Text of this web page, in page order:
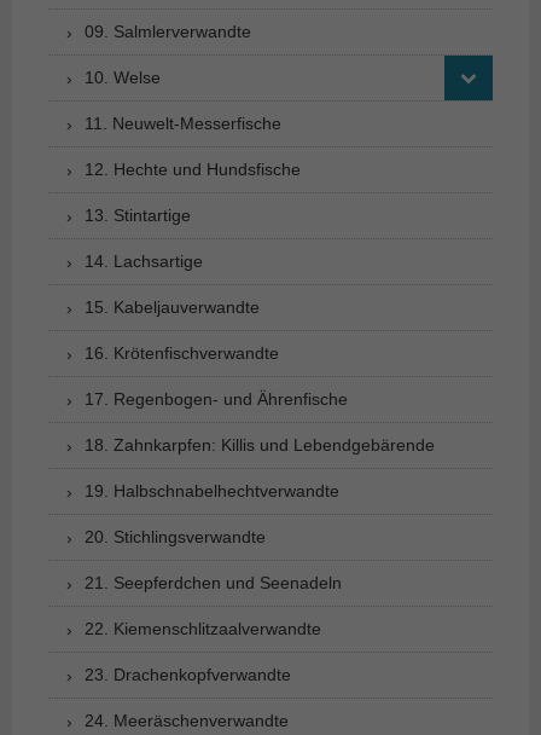
09. Salmlerverwandte
10. Welse
11. Neuwelt-Messerfische
12. Hechte und Hundsfische
13. Stintartige
14. Lachsartige
15. Kabeljauverwandte
16. Krötenfischverwandte
17. Regenbogen- und Ährenfische
18. Zahnkarpfen: Killis und Lebendgebärende
19. Halbschnabelhechtverwandte
20. Stichlingsverwandte
21. Seepferdchen und Seenadeln
22. Kiemenschlitzaalverwandte
23. Drachenkopfverwandte
24. Meeräschenverwandte